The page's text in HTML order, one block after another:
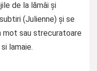
de la lămâi și
(Julienne) și se
mot sau strecuratoare
lamaie.